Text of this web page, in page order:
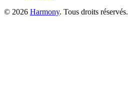
© 2026 Harmony. Tous droits réservés.